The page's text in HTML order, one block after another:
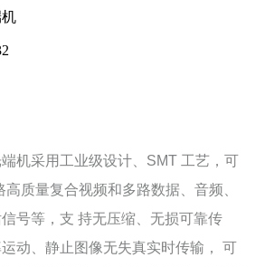
机采用工业级设计、SMT 工艺，可
高质量复合视频和多路数据、音频、
号等，支 持无压缩、无损可靠传
动、静止图像无失真实时传输， 可